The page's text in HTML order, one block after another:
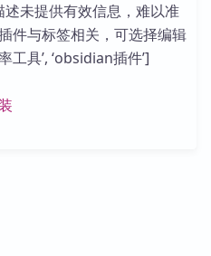
述未提供有效信息，难以准
件与标签相关，可选择编辑
具’, ‘obsidian插件’]